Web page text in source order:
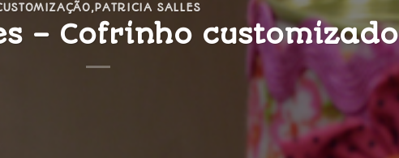
,PATRICIA SALLES
– Cofrinho customizado